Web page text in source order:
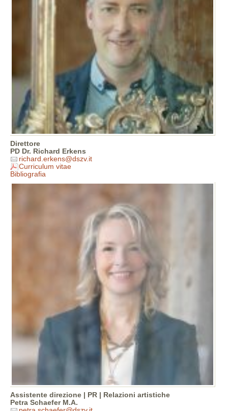
Direttore
PD Dr. Richard Erkens
richard.erkens@dszv.it
Curriculum vitae
Bibliografia
Assistente direzione | PR | Relazioni artistiche
Petra Schaefer M.A.